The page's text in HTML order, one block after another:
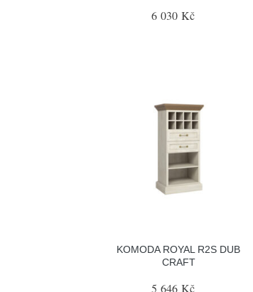
6 030 Kč
KOMODA ROYAL R2S DUB
CRAFT
5 646 Kč